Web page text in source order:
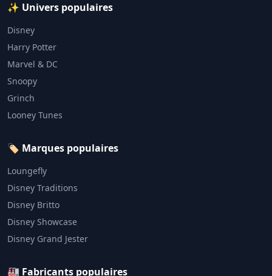
✨ Univers populaires
Disney
Harry Potter
Marvel & DC
Snoopy
Grinch
Looney Tunes
🏷️ Marques populaires
Loungefly
Disney Traditions
Disney Britto
Disney Showcase
Disney Grand Jester
🏭 Fabricants populaires